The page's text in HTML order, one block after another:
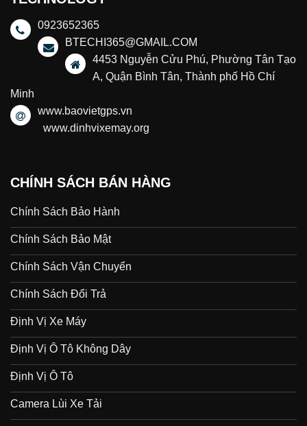
0923652365
BTECHI365@GMAIL.COM
4453 Nguyễn Cửu Phú, Phường Tân Tạo
A, Quận Bình Tân, Thành phố Hồ Chí
Minh
www.baovietgps.vn
www.dinhvixemay.org
CHÍNH SÁCH BÁN HÀNG
Chính Sách Bảo Hành
Chính Sách Bảo Mật
Chính Sách Vận Chuyển
Chính Sách Đổi Trả
Định Vị Xe Máy
Định Vị Ô Tô Không Dây
Định Vị Ô Tô
Camera Lùi Xe Tải